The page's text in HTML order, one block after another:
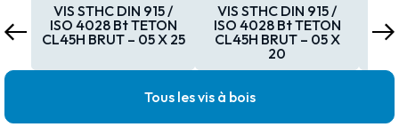
VIS STHC DIN 915 /
ISO 4028 Bt TETON
CL45H BRUT – 05 X 25
VIS STHC DIN 915 /
ISO 4028 Bt TETON
CL45H BRUT – 05 X
20
Tous les vis à bois